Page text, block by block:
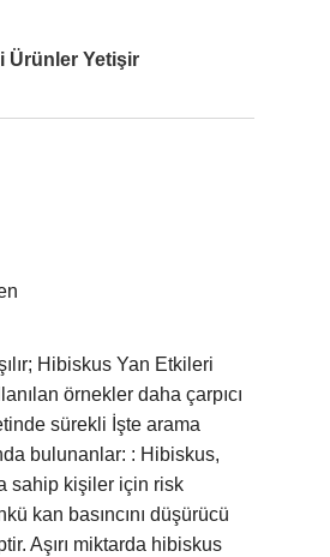
Ürünler Yetişir
Hibiskus Yan Etkileri
örnekler daha çarpıcı
sürekli İşte arama
bulunanlar: : Hibiskus,
sahip kişiler için risk
kan basıncını düşürücü
Aşırı miktarda hibiskus